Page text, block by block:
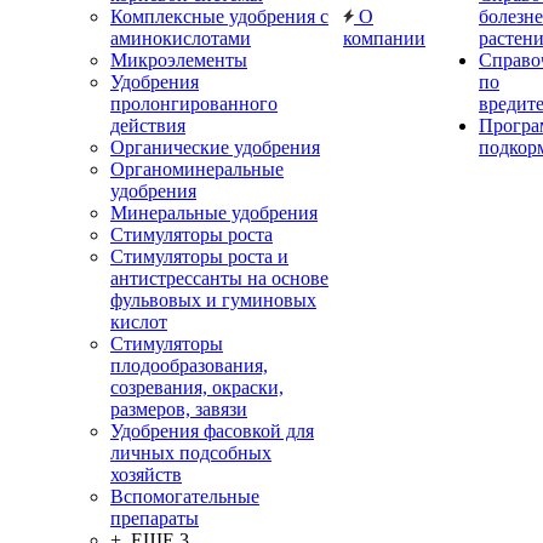
Комплексные удобрения с
аминокислотами
Микроэлементы
Удобрения
пролонгированного
действия
Органические удобрения
Органоминеральные
удобрения
Минеральные удобрения
Стимуляторы роста
Стимуляторы роста и
антистрессанты на основе
фульвовых и гуминовых
кислот
Стимуляторы
плодообразования,
созревания, окраски,
размеров, завязи
Удобрения фасовкой для
личных подсобных
хозяйств
Вспомогательные
препараты
О
компании
по